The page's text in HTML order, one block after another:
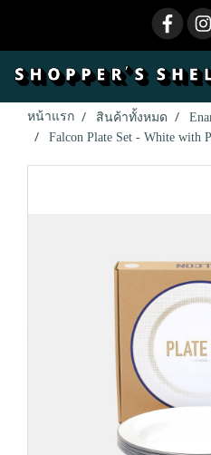
หน้าแรก สินค้าทั้งหมด
Falcon Plate Set - White with